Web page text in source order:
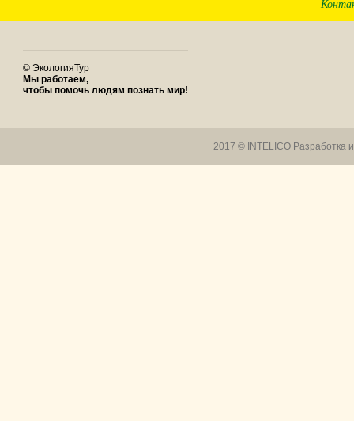
© ЭкологияТур
Мы работаем,
чтобы помочь людям познать мир!
2017 © INTELICO Разработка